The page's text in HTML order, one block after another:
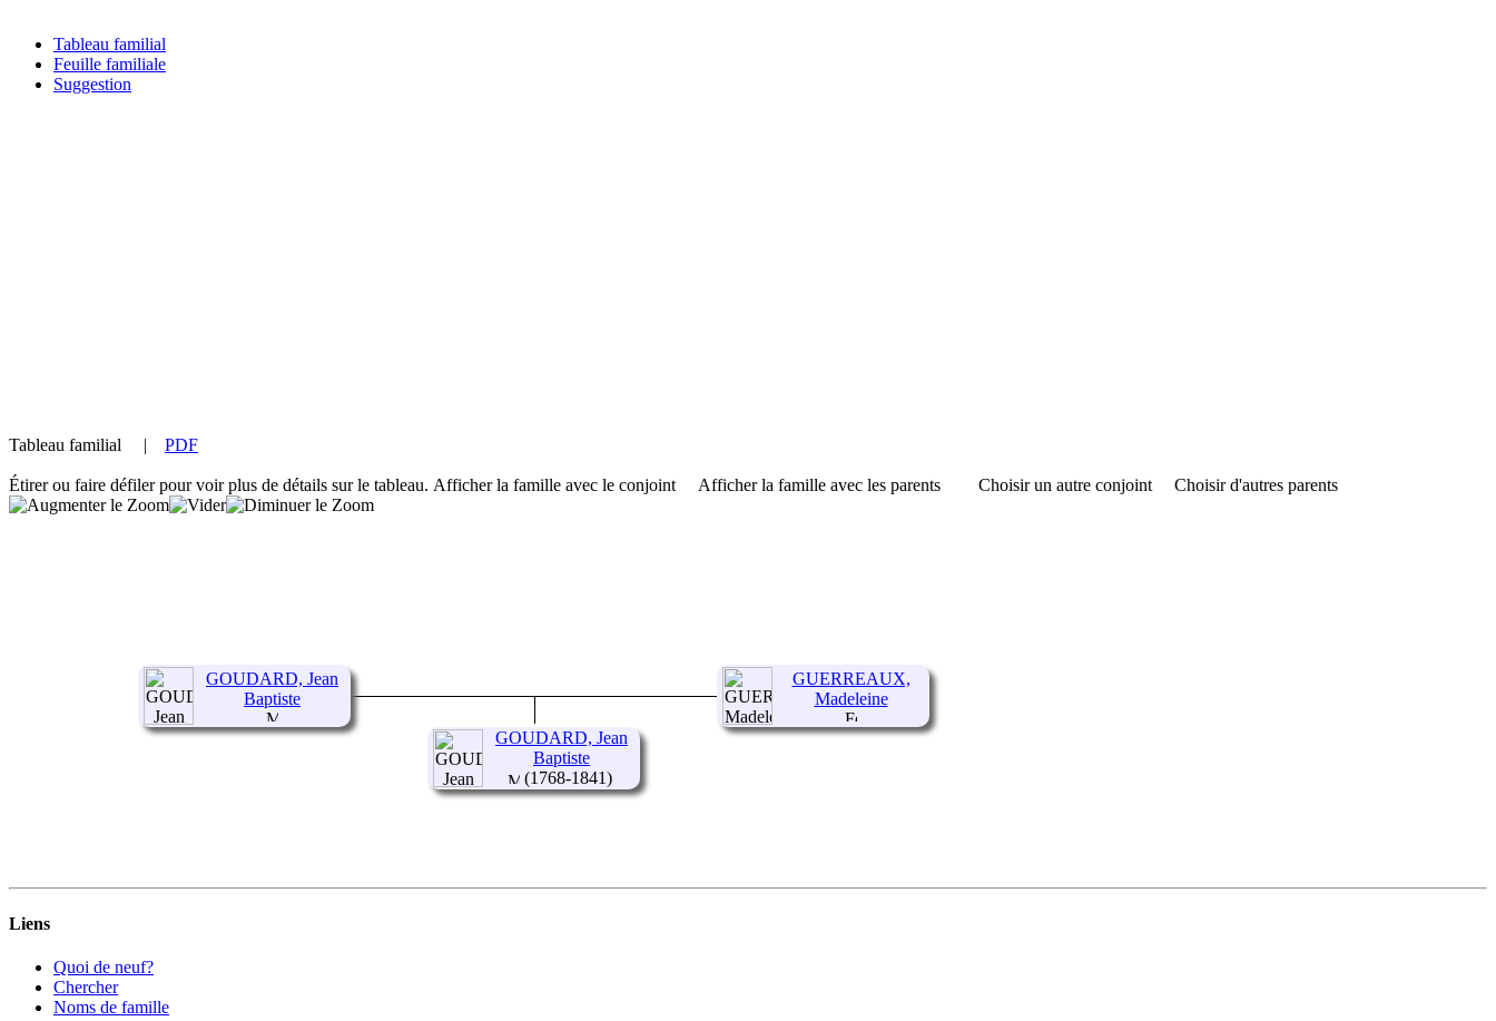
Tableau familial
Feuille familiale
Suggestion
Tableau familial | PDF
Étirer ou faire défiler pour voir plus de détails sur le tableau. Afficher la famille avec le conjoint Afficher la famille avec les parents Choisir un autre conjoint Choisir d'autres parents
GOUDARD, Jean
Baptiste
GUERREAUX,
Madeleine
GOUDARD, Jean
Baptiste
(1768-1841)
Liens
Quoi de neuf?
Chercher
Noms de famille